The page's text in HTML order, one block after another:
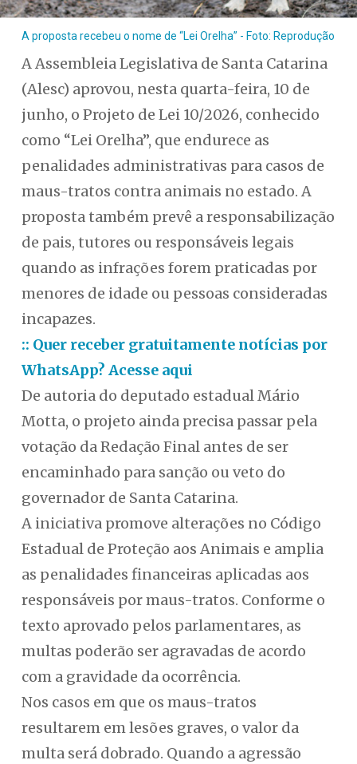
A proposta recebeu o nome de “Lei Orelha” - Foto: Reprodução
A Assembleia Legislativa de Santa Catarina
(Alesc) aprovou, nesta quarta-feira, 10 de
junho, o Projeto de Lei 10/2026, conhecido
como “Lei Orelha”, que endurece as
penalidades administrativas para casos de
maus-tratos contra animais no estado. A
proposta também prevê a responsabilização
de pais, tutores ou responsáveis legais
quando as infrações forem praticadas por
menores de idade ou pessoas consideradas
incapazes.
:: Quer receber gratuitamente notícias por
WhatsApp? Acesse aqui
De autoria do deputado estadual Mário
Motta, o projeto ainda precisa passar pela
votação da Redação Final antes de ser
encaminhado para sanção ou veto do
governador de Santa Catarina.
A iniciativa promove alterações no Código
Estadual de Proteção aos Animais e amplia
as penalidades financeiras aplicadas aos
responsáveis por maus-tratos. Conforme o
texto aprovado pelos parlamentares, as
multas poderão ser agravadas de acordo
com a gravidade da ocorrência.
Nos casos em que os maus-tratos
resultarem em lesões graves, o valor da
multa será dobrado. Quando a agressão